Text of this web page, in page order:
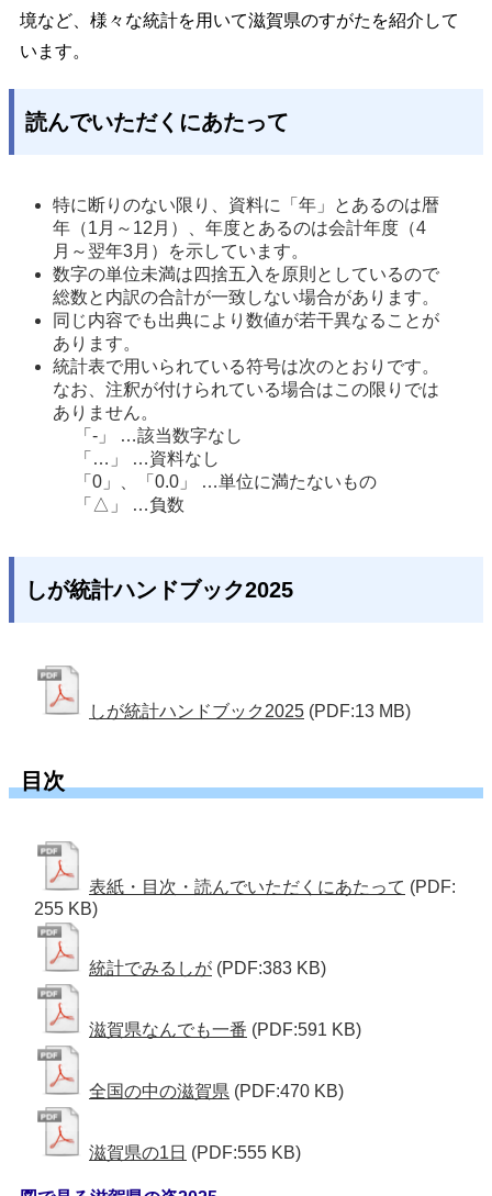
境など、様々な統計を用いて滋賀県のすがたを紹介して
います。
読んでいただくにあたって
特に断りのない限り、資料に「年」とあるのは暦
年（1月～12月）、年度とあるのは会計年度（4
月～翌年3月）を示しています。
数字の単位未満は四捨五入を原則としているので
同じ内容でも出典により数値が若干異なることが
あります。
統計表で用いられている符号は次のとおりです。
なお、注釈が付けられている場合はこの限りでは
ありません。
「-」 …該当数字なし
「…」 …資料なし
「0」、「0.0」 …単位に満たないもの
「△」 …負数
しが統計ハンドブック2025
しが統計ハンドブック2025 (PDF:13 MB)
目次
表紙・目次・読んでいただくにあたって (PDF:
255 KB)
統計でみるしが (PDF:383 KB)
滋賀県なんでも一番 (PDF:591 KB)
全国の中の滋賀県 (PDF:470 KB)
滋賀県の1日 (PDF:555 KB)